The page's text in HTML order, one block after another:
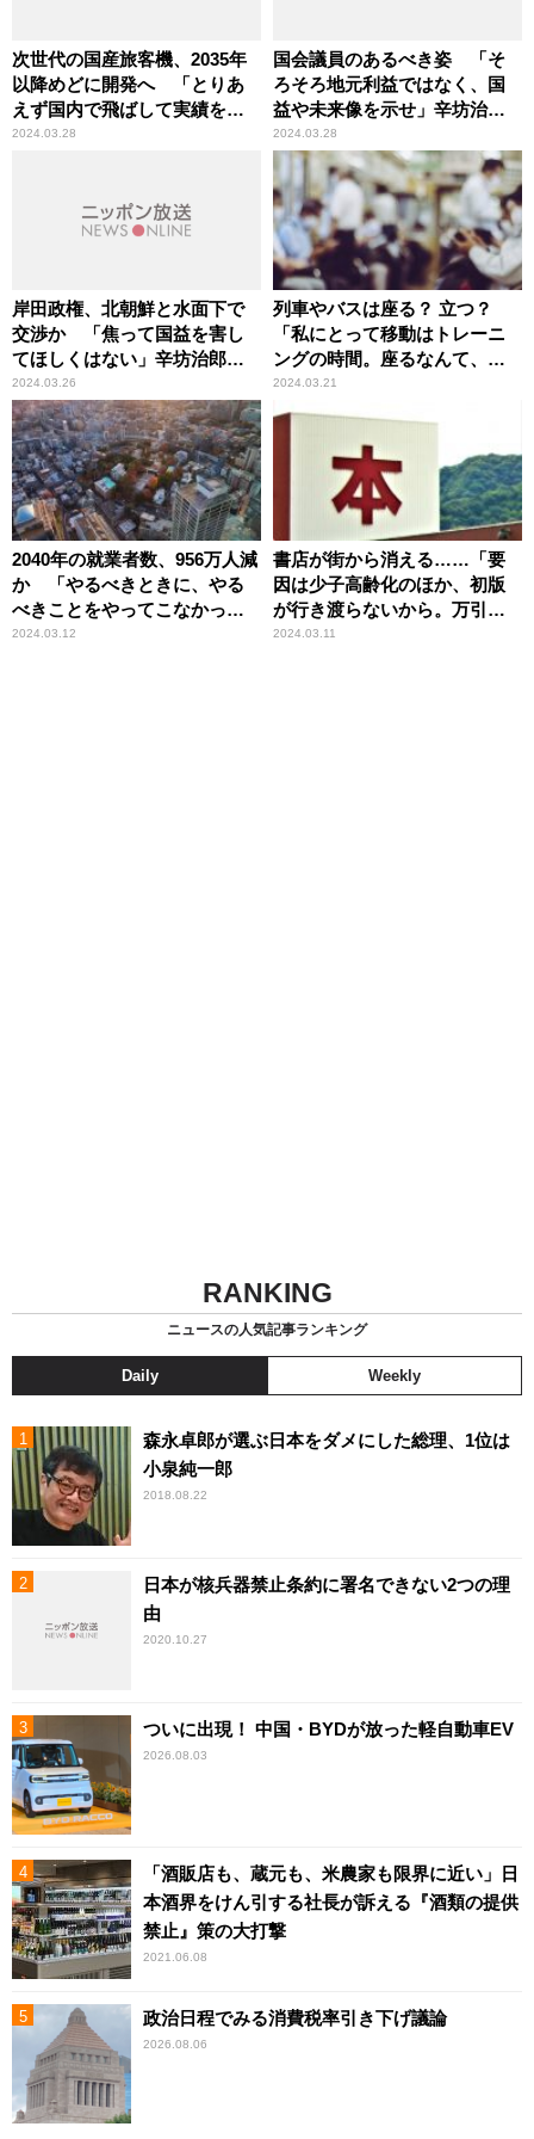
次世代の国産旅客機、2035年
以降めどに開発へ 「とりあ
えず国内で飛ばして実績を積
め」辛坊治郎が持論
2024.03.28
国会議員のあるべき姿 「そ
ろそろ地元利益ではなく、国
益や未来像を示せ」辛坊治郎
が苦言
2024.03.28
岸田政権、北朝鮮と水面下で
交渉か 「焦って国益を害し
てほしくはない」辛坊治郎が
指摘
2024.03.26
列車やバスは座る？ 立つ？
「私にとって移動はトレーニ
ングの時間。座るなんて、も
ったいない」辛坊治郎が持論
2024.03.21
2040年の就業者数、956万人減
か 「やるべきときに、やる
べきことをやってこなかった
ツケだ」辛坊治郎が苦言
2024.03.12
書店が街から消える……「要
因は少子高齢化のほか、初版
が行き渡らないから。万引き
被害で1日の利益が飛ぶところ
2024.03.11
RANKING
ニュースの人気記事ランキング
Daily Weekly
森永卓郎が選ぶ日本をダメにした総理、1位は
小泉純一郎
2018.08.22
日本が核兵器禁止条約に署名できない2つの理
由
2020.10.27
ついに出現！ 中国・BYDが放った軽自動車EV
2026.08.03
「酒販店も、蔵元も、米農家も限界に近い」日
本酒界をけん引する社長が訴える『酒類の提供
禁止』策の大打撃
2021.06.08
政治日程でみる消費税率引き下げ議論
2026.08.06